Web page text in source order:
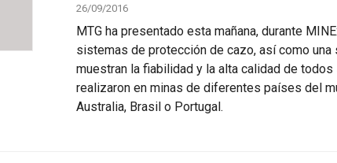
26/09/2016
MTG ha presentado esta mañana, durante
sistemas de protección de cazo, así como
muestran la fiabilidad y la alta calidad de
realizaron en minas de diferentes países del
Australia, Brasil o Portugal.